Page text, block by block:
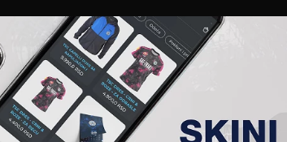
AKREDITACIJE KLUB AKADEMIJA ŽENSKI TIM